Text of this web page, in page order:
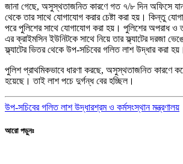
জানা গেছে, অসুস্থতাজনিত কারণে গত ৭/৮ দিন অফিসে
থেকে তার সাথে যোগাযোগ করার চেষ্টা করা হয়। কিন্তু
পরে পুলিশের সাথে যোগাযোগ করা হয়। পুলিশের অপরাধ
এর ক্রাইমসিন ইউনিটকে সাথে নিয়ে তার ফ্ল্যাটের দরজা
ফ্ল্যাটের ভিতর থেকে উপ-সচিবের গলিত লাশ উদ্ধার করা হয়।
পুলিশ প্রাথমিকভাবে ধারণা করছে, অসুস্থতাজনিত কারণে
হয়েছে। তাই লাশ পচে দুর্গন্ধ বের হচ্ছিল।
উপ-সচিবের গলিত লাশ উদ্ধারশ্রম ও কর্মসংস্থান মন্ত্রণালয়
আরো পড়ুনঃ